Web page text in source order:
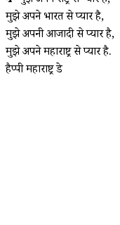
मुझे अपने भारत से प्यार है,
मुझे अपनी आजादी से प्यार है,
मुझे अपने महाराष्ट्र से प्यार है.
हैप्पी महाराष्ट्र डे